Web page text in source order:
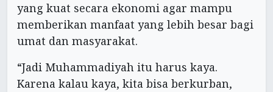
yang kuat secara ekonomi agar mampu
memberikan manfaat yang lebih besar bagi
umat dan masyarakat.
“Jadi Muhammadiyah itu harus kaya.
Karena kalau kaya, kita bisa berkurban,